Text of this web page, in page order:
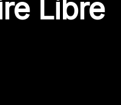
Libre